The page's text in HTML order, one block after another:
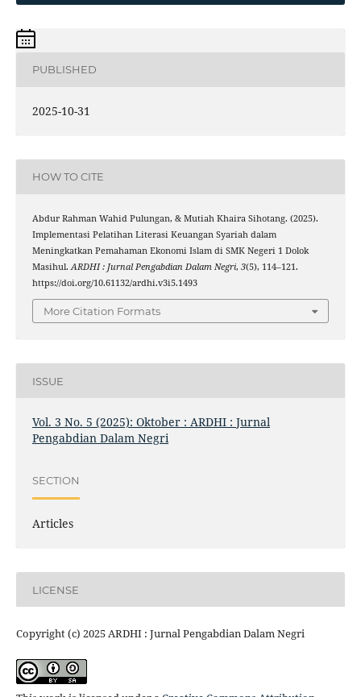
PUBLISHED
2025-10-31
HOW TO CITE
Abdur Rahman Wahid Pulungan, & Mutiah Khaira Sihotang. (2025).
Implementasi Pelatihan Literasi Keuangan Syariah dalam
Meningkatkan Pemahaman Ekonomi Islam di SMK Negeri 1 Dolok
Masihul.ARDHI : Jurnal Pengabdian Dalam Negri, 3(5), 114–121.
https://doi.org/10.61132/ardhi.v3i5.1493
More Citation Formats
ISSUE
Vol. 3 No. 5 (2025): Oktober : ARDHI : Jurnal
Pengabdian Dalam Negri
SECTION
Articles
LICENSE
Copyright (c) 2025 ARDHI : Jurnal Pengabdian Dalam Negri